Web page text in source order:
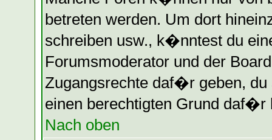
betreten werden. Um dort
schreiben usw., k�nntest du
Forumsmoderator und der
Zugangsrechte daf�r geben, du
einen berechtigten Grund daf�r
Nach oben